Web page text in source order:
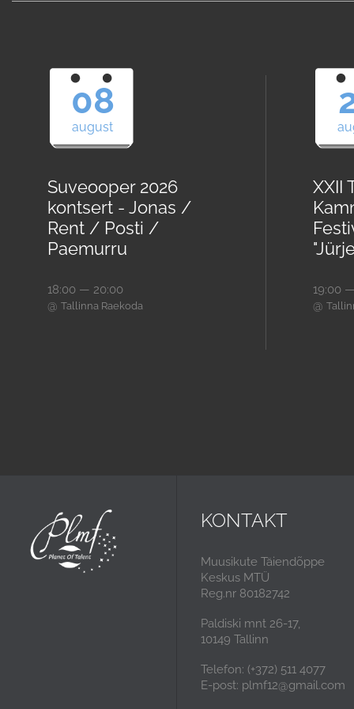
08
august
Suveooper 2026
kontsert - Jonas /
Rent / Posti /
Paemurru
18:00 — 20:00
@ Tallinna Raekoda
XXII
19:00
@
KONTAKT
Muusikute Täiendõppe
Keskus MTÜ
Reg.nr 80182742
Paldiski mnt 26-17,
10149 Tallinn
Telefon: (+372) 511 4077
E-post: plmf12@gmail.com